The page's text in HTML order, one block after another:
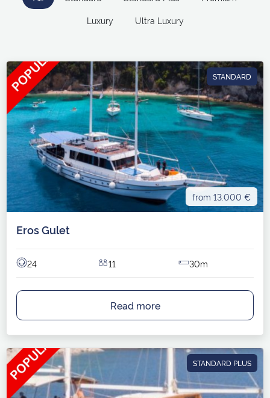
Luxury
Ultra Luxury
STANDARD
from 13.000 €
Eros Gulet
24 11 30m
Read more
STANDARD PLUS